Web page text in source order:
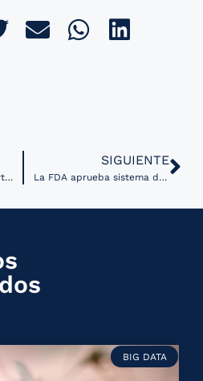
El rol de la Inteligencia Artificial contra el cáncer de colon
SIGUIENTE
La FDA aprueba sistema de Inteligencia Artificial para diagnóstico de conmociones cerebrales
BIG DATA